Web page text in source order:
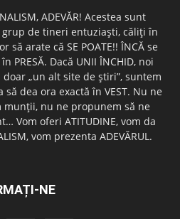
ADEVĂR! Acestea sunt
de tineri entuziaşti, căliţi în
să arate că SE POATE!! ÎNCĂ se
PRESĂ. Dacă UNII ÎNCHID, noi
doar „un alt site de ştiri”, suntem
să dea ora exactă în VEST. Nu ne
munţii, nu ne propunem să ne
Vom oferi ATITUDINE, vom da
vom prezenta ADEVĂRUL.
NE